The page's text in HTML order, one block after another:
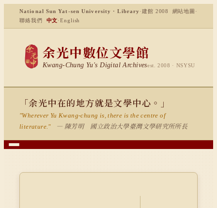
National Sun Yat-sen University · Library ·建館 2008 網站地圖 ·
聯絡我們
中文·English
余光中數位文學館
Kwang-Chung Yu's Digital Archivesest. 2008 · NSYSU
「余光中在的地方就是文學中心。」
"Wherever Yu Kwang-chung is, there is the centre of
literature."
— 陳芳明 國立政治大學臺灣文學研究所所長